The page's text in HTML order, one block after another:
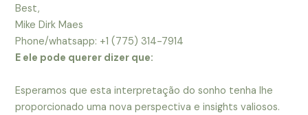
Best,
Mike Dirk Maes
Phone/whatsapp: +1 (775) 314-7914
E ele pode querer dizer que:
Esperamos que esta interpretação do sonho tenha lhe
proporcionado uma nova perspectiva e insights valiosos.